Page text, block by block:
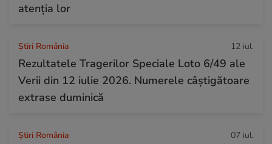
atenția lor
Știri România 12 iul.
Rezultatele Tragerilor Speciale Loto 6/49 ale
Verii din 12 iulie 2026. Numerele câștigătoare
extrase duminică
Știri România 07 iul.